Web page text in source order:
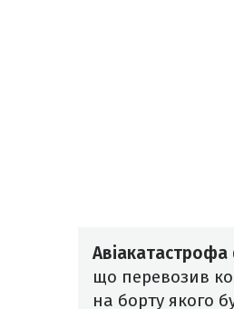
що перевозив
на борту якого